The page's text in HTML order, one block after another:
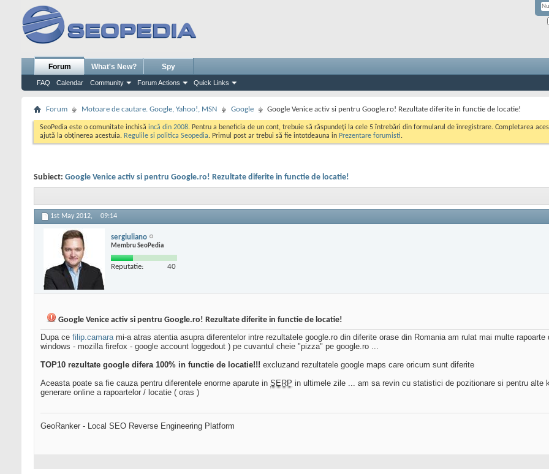
Forum
FAQ Calendar Community Forum Actions Quick Links
What's New? Spy
Forum Motoare de cautare. Google, Yahoo!, MSN Google Google Venice activ si pentru Google.ro! Rezultate diferite in functie de locatie!
SeoPedia este o comunitate inchisă incă din 2008. Pentru a beneficia de un cont, trebuie să răspundeți la cele 5 întrebări din formularul de înregistrare. Completarea
ajută la obținerea acestuia. Regulile si politica Seopedia. Primul post ar trebui să fie intotdeauna in Prezentare forumisti.
Subiect: Google Venice activ si pentru Google.ro! Rezultate diferite in functie de locatie!
1st May 2012, 09:14
sergiuliano
Membru SeoPedia
Reputatie: 40
Google Venice activ si pentru Google.ro! Rezultate diferite in functie de locatie!
Dupa ce filip.camarami-a atras atentia asupra diferentelor intre rezultatele google.ro din diferite orase din Romania am rulat mai multe
windows - mozilla firefox - google account loggedout ) pe cuvantul cheie "pizza" pe google.ro ...
TOP10 rezultate google difera 100% in functie de locatie!!! excluzand rezultatele google maps care oricum sunt diferite
Aceasta poate sa fie cauza pentru diferentele enorme aparute in SERP in ultimele zile ... am sa revin cu statistici de pozitionare si pentru
generare online a rapoartelor / locatie ( oras )
GeoRanker - Local SEO Reverse Engineering Platform